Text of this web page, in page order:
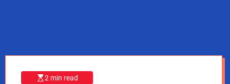
2 min read